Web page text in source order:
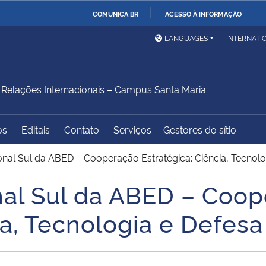
COMUNICA BR ACESSO À INFORMAÇÃO
Ministério da Defesa
Ministério das Relações
Exteriores
Ministério do
Desenvolvimento Regional
Controladoria-Geral da
União
Advocacia-Geral da União Banco Central do Brasil
LANGUAGES
Internacionais – Campus Santa Maria
Editais Contato Serviços Gestores do sítio
Sul da ABED – Cooperação Estratégica: Ciência,
Sul da ABED –
Tecnologia e Defesa